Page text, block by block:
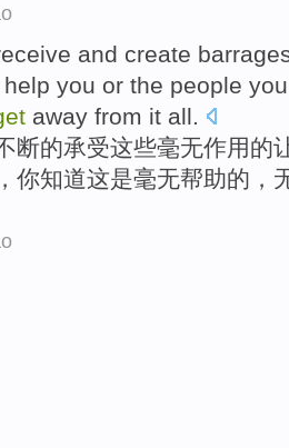
and create
help you or the people
away from it all.
断的承受这些毫无作用的
你知道这是毫无帮助的，